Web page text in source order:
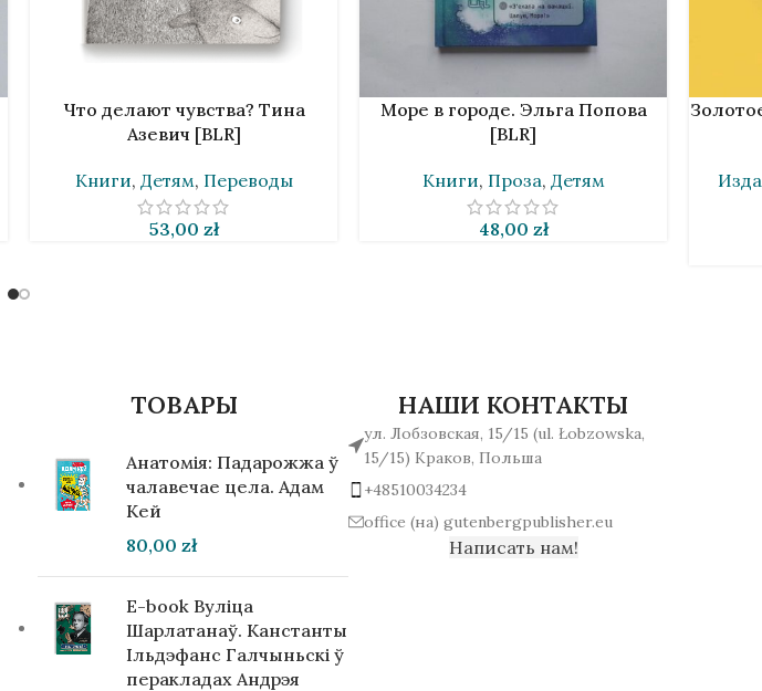
В КОРЗИНУ
Что делают чувства? Тина
Азевич [BLR]
Книги, Детям, Переводы
53,00 zł
В КОРЗИНУ
Море в городе. Эльга Попова
[BLR]
Книги, Проза, Детям
48,00 zł
В
ТОВАРЫ
Анатомія: Падарожжа ў
чалавечае цела. Адам
Кей
80,00 zł
E-book Вуліца
Шарлатанаў. Канстанты
Ільдэфанс Галчыньскі ў
перакладах Андрэя
НАШИ КОНТАКТЫ
ул. Лобзовская, 15/15 (ul. Łobzowska,
15/15) Краков, Польша
+48510034234
office (на) gutenbergpublisher.eu
Написать нам!